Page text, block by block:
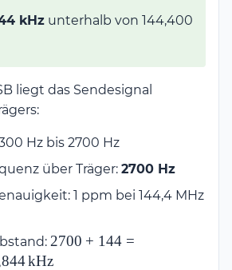
kHz unterhalb von 144,400
liegt das Sendesignal
Hz bis 2700 Hz
über Träger: 2700 Hz
1 ppm bei 144,4 MHz
2700 + 144 =
2844\,\text{Hz} =
2700 + 144 =
844kHz